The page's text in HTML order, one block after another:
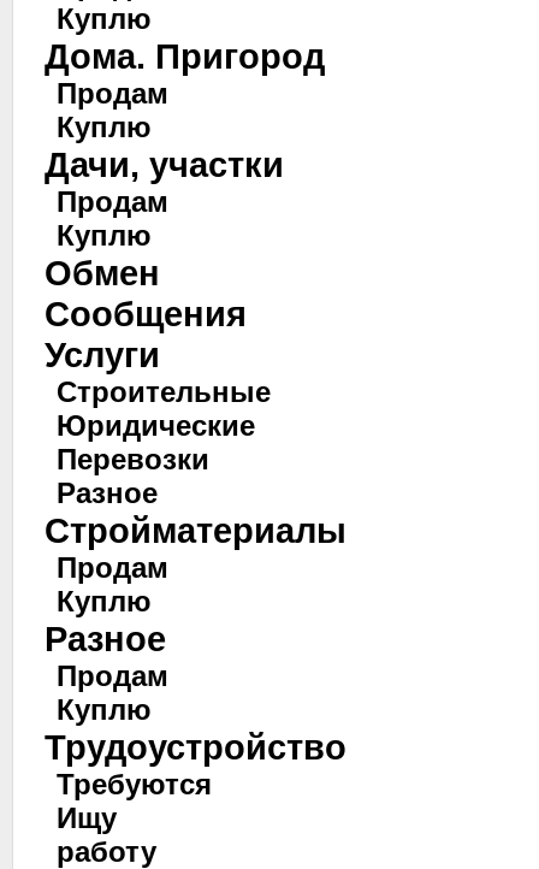
Куплю
Дома. Пригород
Продам
Куплю
Дачи, участки
Продам
Куплю
Обмен
Сообщения
Услуги
Строительные
Юридические
Перевозки
Разное
Стройматериалы
Продам
Куплю
Разное
Продам
Куплю
Трудоустройство
Требуются
Ищу
работу